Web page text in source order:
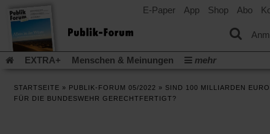
E-Paper App Shop Abo
EXTRA+ Menschen & Meinungen
mehr
Aufstehen & Handeln
Rezensionen
STARTSEITE » PUBLIK-FORUM 05/2022 » SIND 100 MILLIARDEN EURO
FÜR DIE BUNDESWEHR GERECHTFERTIGT?